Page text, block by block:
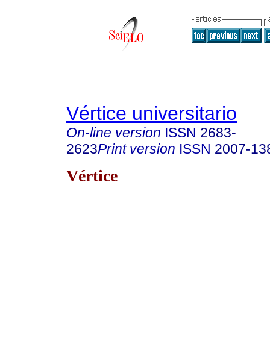
Vértice universitario
On-line version ISSN 2683-
2623Print version ISSN 2007-
Vértice